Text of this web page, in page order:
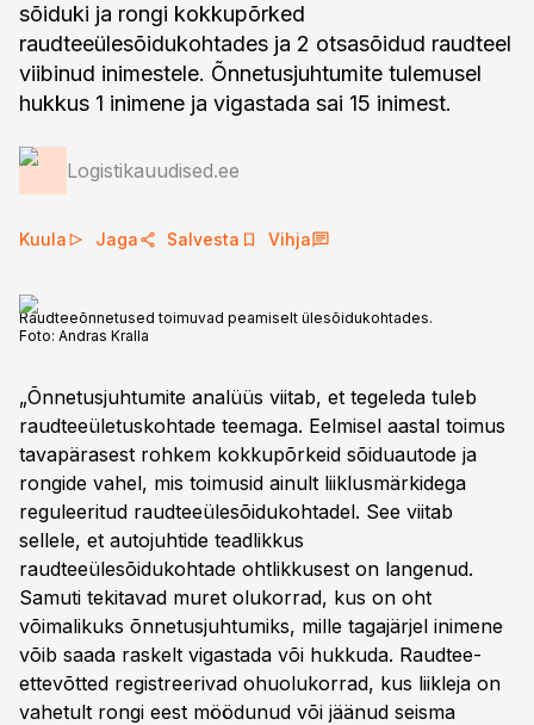
sõiduki ja rongi kokkupõrked
raudteeülesõidukohtades ja 2 otsasõidud raudteel
viibinud inimestele. Õnnetusjuhtumite tulemusel
hukkus 1 inimene ja vigastada sai 15 inimest.
Logistikauudised.ee
Kuula Jaga Salvesta Vihja
Raudteeõnnetused toimuvad peamiselt ülesõidukohtades.
Foto: Andras Kralla
„Õnnetusjuhtumite analüüs viitab, et tegeleda tuleb
raudteeületuskohtade teemaga. Eelmisel aastal toimus
tavapärasest rohkem kokkupõrkeid sõiduautode ja
rongide vahel, mis toimusid ainult liiklusmärkidega
reguleeritud raudteeülesõidukohtadel. See viitab
sellele, et autojuhtide teadlikkus
raudteeülesõidukohtade ohtlikkusest on langenud.
Samuti tekitavad muret olukorrad, kus on oht
võimalikuks õnnetusjuhtumiks, mille tagajärjel inimene
võib saada raskelt vigastada või hukkuda. Raudtee-
ettevõtted registreerivad ohuolukorrad, kus liikleja on
vahetult rongi eest möödunud või jäänud seisma